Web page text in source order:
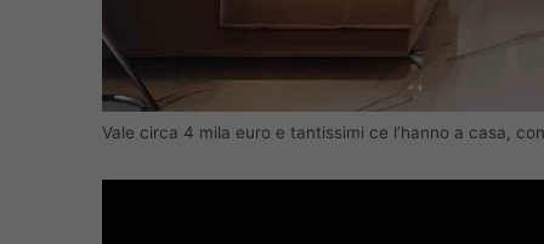
Vale circa 4 mila euro e tantissimi ce l’hanno a casa,